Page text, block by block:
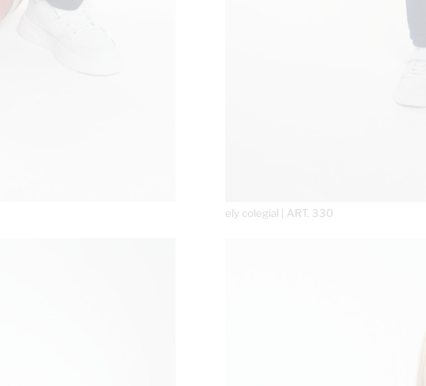
ely colegial | ART. 330